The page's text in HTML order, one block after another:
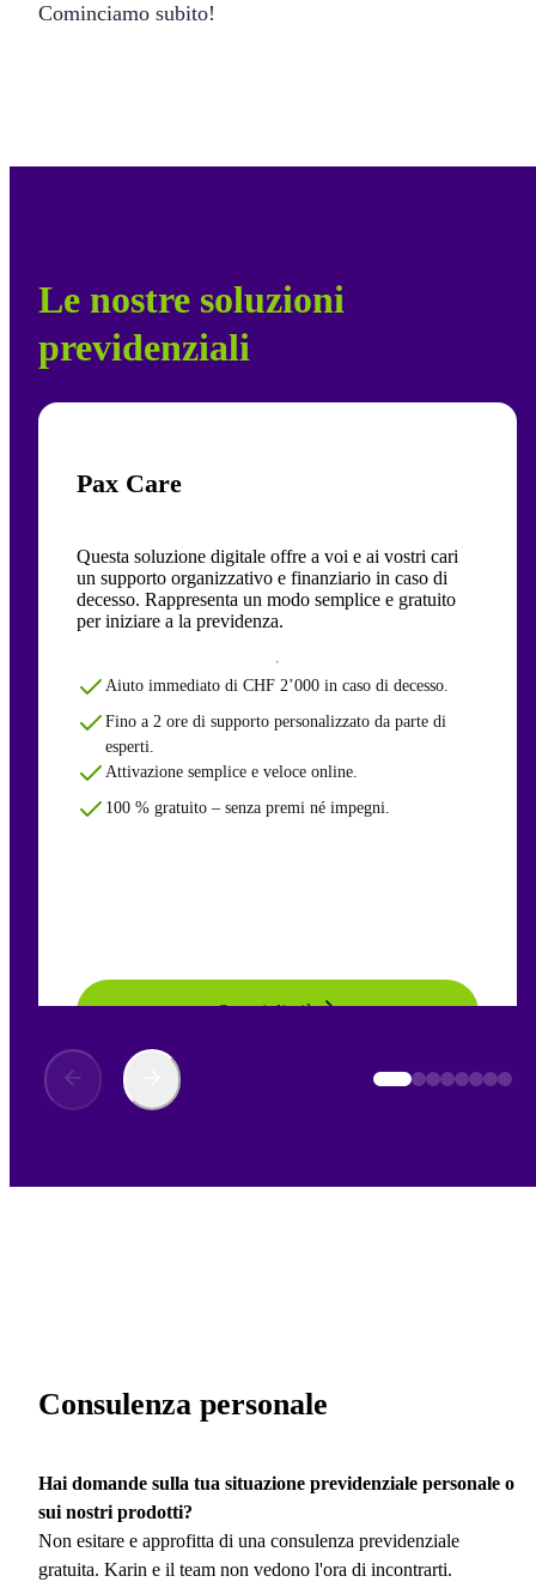
Cominciamo subito!
Le nostre soluzioni
previdenziali
Pax Care
Questa soluzione digitale offre a voi e ai vostri cari
un supporto organizzativo e finanziario in caso di
decesso. Rappresenta un modo semplice e gratuito
per iniziare a la previdenza.
Aiuto immediato di CHF 2’000 in caso di decesso.
Fino a 2 ore di supporto personalizzato da parte di
esperti.
Attivazione semplice e veloce online.
100 % gratuito – senza premi né impegni.
Scopri di più
Consulenza personale
Hai domande sulla tua situazione previdenziale personale o
sui nostri prodotti?
Non esitare e approfitta di una consulenza previdenziale
gratuita. Karin e il team non vedono l'ora di incontrarti.